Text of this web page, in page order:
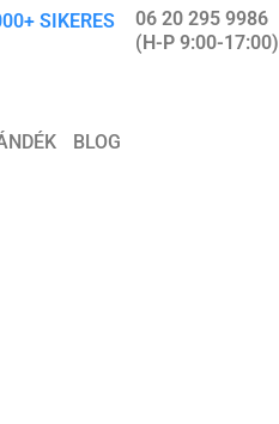
SIKERES
06 20 295 9986
(H-P 9:00-17:00)
BLOG